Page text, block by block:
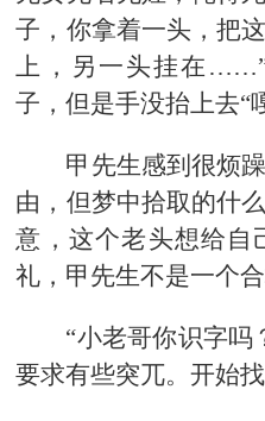
子，你拿着一头，把
上，另一头挂在
子，但是手没抬上去“
甲先生感到很烦
由，但梦中拾取的什
意，这个老头想给自
礼，甲先生不是一个合
“小老哥你识字吗
要求有些突兀。开始找